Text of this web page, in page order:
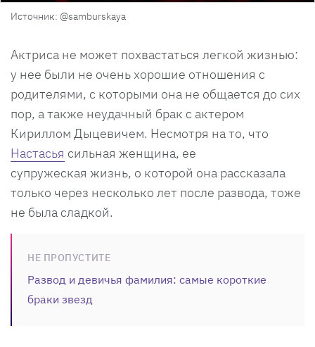
Источник: @samburskaya
Актриса не может похвастаться легкой жизнью:
у нее были не очень хорошие отношения с
родителями, с которыми она не общается до сих
пор, а также неудачный брак с актером
Кириллом Дыцевичем. Несмотря на то, что
Настасья сильная женщина, ее
супружеская жизнь, о которой она рассказала
только через несколько лет после развода, тоже
не была сладкой.
НЕ ПРОПУСТИТЕ
Развод и девичья фамилия: самые короткие
браки звезд